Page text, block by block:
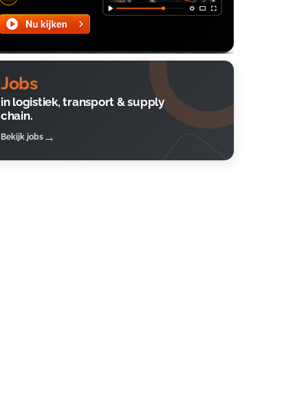
Jobs
in logistiek, transport & supply
chain.
Bekijk jobs